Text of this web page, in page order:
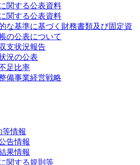
関する公表資料
関する公表資料
な基準に基づく財務書類及び固定資
の公表について
支状況報告
況の公表
足比率
備事業経営戦略
等情報
告情報
果情報
関する規則等